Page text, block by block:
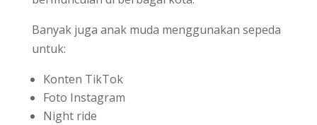
Banyak juga anak muda menggunakan sepeda
untuk:
Konten TikTok
Foto Instagram
Night ride